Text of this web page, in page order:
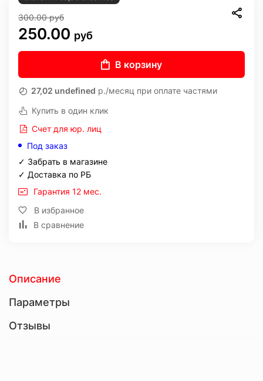
300.00руб
250.00 руб
В корзину
27,02 undefined р./месяц при оплате частями
Купить в один клик
Счет для юр. лиц
Под заказ
✓ Забрать в магазине
✓ Доставка по РБ
Гарантия 12 мес.
В избранное
В сравнение
Описание
Параметры
Отзывы